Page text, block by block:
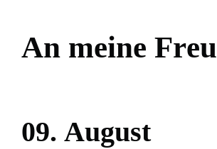
An meine Freu
09. August